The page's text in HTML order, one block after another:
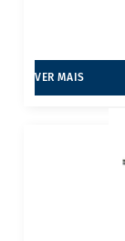
VER MAIS